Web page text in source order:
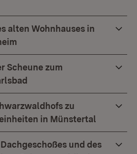
alten Wohnhauses in
Scheune zum
zu
in Münstertal
und des